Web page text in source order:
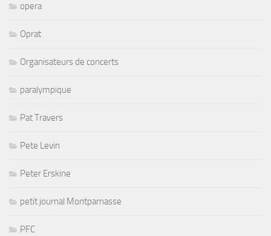
opera
Oprat
Organisateurs de concerts
paralympique
Pat Travers
Pete Levin
Peter Erskine
petit journal Montparnasse
PFC